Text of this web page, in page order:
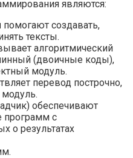
являются:
помогают создавать,
тексты.
алгоритмический
(двоичные коды),
модуль.
перевод построчно,
обеспечивают
программ с
о результатах